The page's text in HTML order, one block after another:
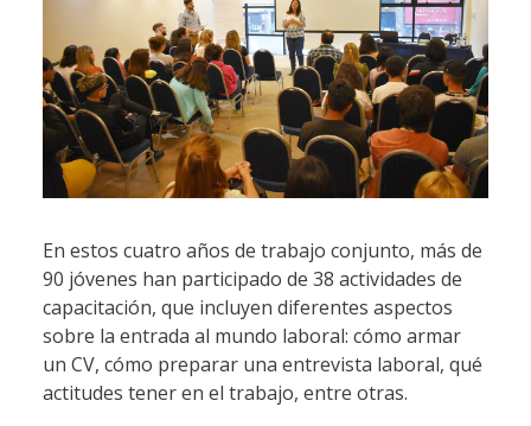
En estos cuatro años de trabajo conjunto, más de
90 jóvenes han participado de 38 actividades de
capacitación, que incluyen diferentes aspectos
sobre la entrada al mundo laboral: cómo armar
un CV, cómo preparar una entrevista laboral, qué
actitudes tener en el trabajo, entre otras.